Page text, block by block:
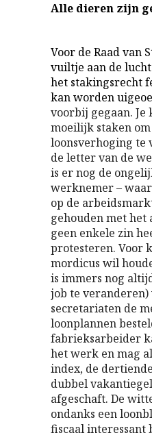
Alle dieren zijn
Voor de Raad van
vuiltje aan de
het stakingsrecht
kan worden
voorbij gegaan. Je
moeilijk staken
loonsverhoging te
de letter van de
is er nog de
werknemer –
op de
gehouden met
geen enkele zin
protesteren. Voor
mordicus wil
is immers nog
job te
secretariaten de
loonplannen
fabrieksarbeider
het werk en mag
index, de
dubbel
afgeschaft. De
ondanks een
fiscaal interessant